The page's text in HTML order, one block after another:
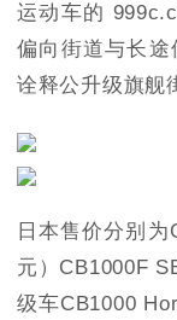
运动车的
偏向街道与长
诠释公升级旗舰
日本售价分别
元）CB1000F
级车CB1000